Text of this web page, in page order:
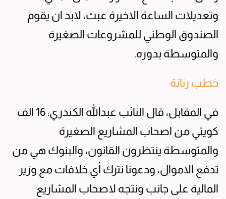
وتعديلات الساعة الاخيرة عبث، لابد ان يقوم
الصندوق الوطني للمشروعات الصغيرة
والمتوسطة بدوره.
خطب رنانة
في المقابل، قال النائب عبدالله الكندري: 16 الف
كويتي من اصحاب المشاريع الصغيرة
والمتوسطة ينتظرون القانون، والبنوك هي من
تدفع الاموال، ودعونا نترك أي خلافات مع وزير
المالية على جانب ونتجه لاصحاب المشاريع